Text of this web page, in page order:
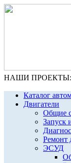
НАШИ ПРОЕКТЫ:
Каталог
Двигатели
Общие
Запуск
Ремонт
ЭСУД